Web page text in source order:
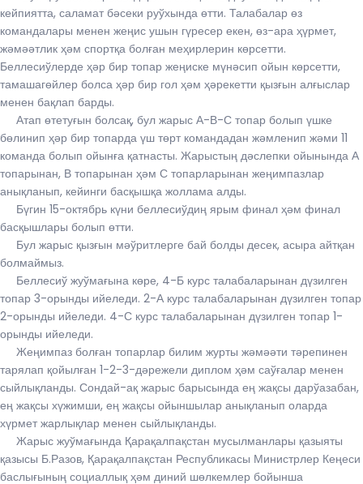
кейпиятта, саламат бәсеки руўхында өтти. Талабалар өз
командалары менен жеңис ушын гүресер екен, өз-ара ҳүрмет,
жәмәәтлик ҳәм спортқа болған меҳирлерин көрсетти.
Беллесиўлерде ҳәр бир топар жеңиске мүнәсип ойын көрсетти,
тамашагөйлер болса ҳәр бир гол ҳәм ҳәрекетти қызғын алғыслар
менен бақлап барды.
Атап ѳтетуғын болсақ, бул жарыс А-В-С топар болып үшке
бөлинип ҳәр бир топарда үш төрт командадан жәмленип жәми 11
команда болып ойынға қатнасты. Жарыстың дәслепки ойынында А
топарынан, В топарынан ҳәм С топарларынан жеңимпазлар
анықланып, кейинги басқышқа жоллама алды.
Бүгин 15-октябрь күни беллесиўдиң ярым финал ҳәм финал
басқышлары болып өтти.
Бул жарыс қызғын мәўритлерге бай болды десек, асыра айтқан
болмаймыз.
Беллесиў жуўмағына көре, 4-Б курс талабаларынан дүзилген
топар 3-орынды ийеледи. 2-А курс талабаларынан дүзилген топар
2-орынды ийеледи. 4-С курс талабаларынан дүзилген топар 1-
орынды ийеледи.
Жеңимпаз болған топарлар билим журты жәмәәти тәрепинен
тарялап қойылған 1-2-3-дәрежели диплом ҳәм саўғалар менен
сыйлықланды. Сондай-ақ жарыс барысында ең жақсы дарўазабан,
ең жақсы хүжимши, ең жақсы ойыншылар анықланып оларда
хүрмет жарлықлар менен сыйлықланды.
Жарыс жуўмағында Қарақалпақстан мусылманлары қазыяты
қазысы Б.Разов, Қарақалпақстан Республикасы Министрлер Кеңеси
баслығының социаллық ҳәм диний шөлкемлер бойынша